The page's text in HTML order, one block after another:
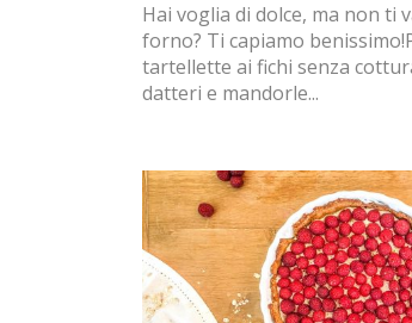
Hai voglia di dolce, ma non ti
forno? Ti capiamo
tartellette ai fichi senza
datteri e mandorle...